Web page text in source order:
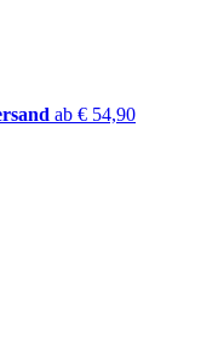
ab € 54,90